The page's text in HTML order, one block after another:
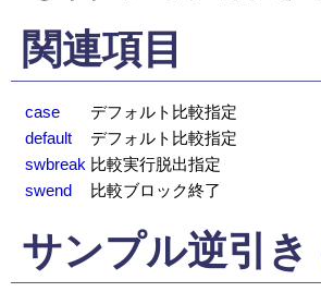
関連項目
case
デフォルト比較指定
default
デフォルト比較指定
swbreak 比較実行脱出指定
swend
比較ブロック終了
サンプル逆引き